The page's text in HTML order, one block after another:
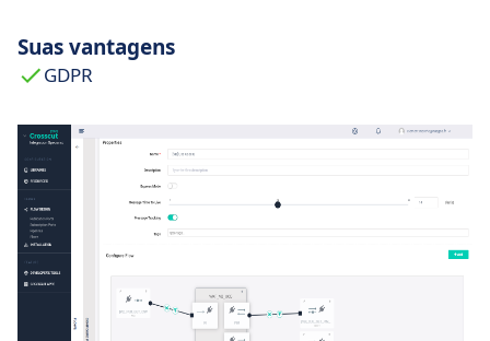
Suas vantagens
GDPR